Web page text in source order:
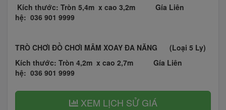
Kích thước: Tròn 5,4m x cao 3,2m Gía Liên
hệ: 036 901 9999
TRÒ CHƠI ĐỒ CHƠI MÂM XOAY ĐA NĂNG
(Loại 5 Ly)
Kích thước: Tròn 4,2m x cao 2,7m Gía Liên
hệ: 036 901 9999
XEM LỊCH SỬ GIÁ